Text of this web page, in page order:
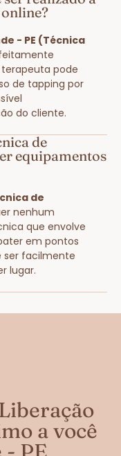
- PE (Técnica
terapeuta pode
de tapping por
do cliente.
de
equipamentos
de
nenhum
que envolve
em pontos
ser facilmente
lugar.
a você